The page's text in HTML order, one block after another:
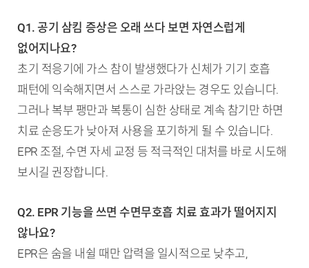
Q1. 공기 삼킴 증상은 오래 쓰다 보면 자연스럽게
없어지나요?
초기 적응기에 가스 참이 발생했다가 신체가 기기 호흡
패턴에 익숙해지면서 스스로 가라앉는 경우도 있습니다.
그러나 복부 팽만과 복통이 심한 상태로 계속 참기만 하면
치료 순응도가 낮아져 사용을 포기하게 될 수 있습니다.
EPR 조절, 수면 자세 교정 등 적극적인 대처를 바로 시도해
보시길 권장합니다.
Q2. EPR 기능을 쓰면 수면무호흡 치료 효과가 떨어지지
않나요?
EPR은 숨을 내쉴 때만 압력을 일시적으로 낮추고,